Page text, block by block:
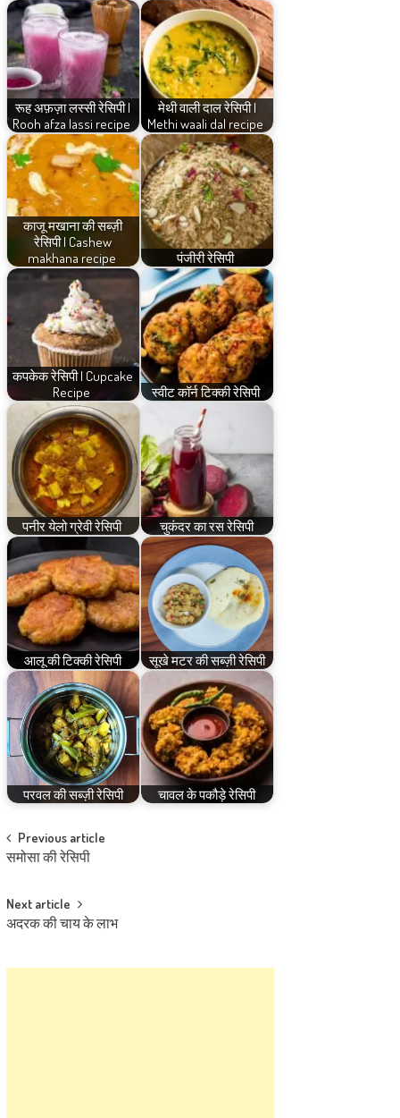
रूह अफ़ज़ा लस्सी रेसिपी |
Rooh afza lassi recipe
मेथी वाली दाल रेसिपी |
Methi waali dal recipe
काजू मखाना की सब्ज़ी
रेसिपी | Cashew
makhana recipe
पंजीरी रेसिपी
कपकेक रेसिपी | Cupcake
Recipe
स्वीट कॉर्न टिक्की रेसिपी
पनीर येलो ग्रेवी रेसिपी चुकंदर का रस रेसिपी
आलू की टिक्की रेसिपी सूखे मटर की सब्ज़ी रेसिपी
परवल की सब्ज़ी रेसिपी चावल के पकौड़े रेसिपी
Post
navigation
Previous article
समोसा की रेसिपी
Next article
अदरक की चाय के लाभ